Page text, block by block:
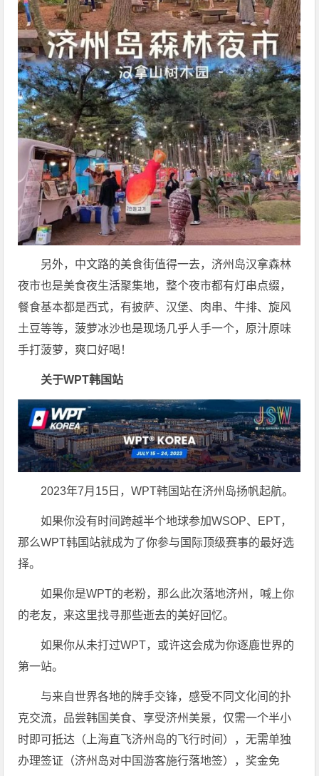
另外，中文路的美食街值得一去，济州岛汉拿森林
夜市也是美食夜生活聚集地，整个夜市都有灯串点缀，
餐食基本都是西式，有披萨、汉堡、肉串、牛排、旋风
土豆等等，菠萝冰沙也是现场几乎人手一个，原汁原味
手打菠萝，爽口好喝！
关于WPT韩国站
2023年7月15日，WPT韩国站在济州岛扬帆起航。
如果你没有时间跨越半个地球参加WSOP、EPT，
那么WPT韩国站就成为了你参与国际顶级赛事的最好选
择。
如果你是WPT的老粉，那么此次落地济州，喊上你
的老友，来这里找寻那些逝去的美好回忆。
如果你从未打过WPT，或许这会成为你逐鹿世界的
第一站。
与来自世界各地的牌手交锋，感受不同文化间的扑
克交流，品尝韩国美食、享受济州美景，仅需一个半小
时即可抵达（上海直飞济州岛的飞行时间），无需单独
办理签证（济州岛对中国游客施行落地签），奖金免